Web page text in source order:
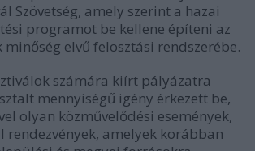
Szövetség, amely szerint a hazai
programot be kellene építeni az
elvű felosztási rendszerébe.
számára kiírt pályázatra
mennyiségű igény érkezett be,
olyan közművelődési események,
amelyek korábban